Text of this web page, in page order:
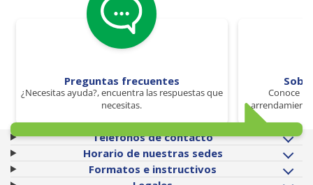
Preguntas frecuentes
¿Necesitas ayuda?, encuentra las respuestas que
necesitas.
Conoce
Teléfonos de contacto
Horario de nuestras sedes
Formatos e instructivos